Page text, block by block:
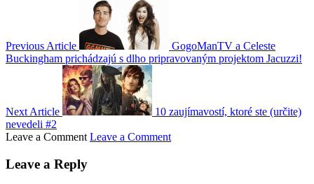
Previous Article
GogoManTV a Celeste
Buckingham prichádzajú s dlho pripravovaným projektom Jacuzzi!
Next Article
10 zaujímavostí, ktoré ste (určite)
nevedeli #2
Leave a Comment Leave a Comment
Leave a Reply